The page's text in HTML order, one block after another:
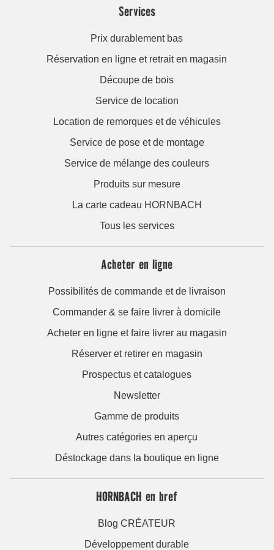
Services
Prix durablement bas
Réservation en ligne et retrait en magasin
Découpe de bois
Service de location
Location de remorques et de véhicules
Service de pose et de montage
Service de mélange des couleurs
Produits sur mesure
La carte cadeau HORNBACH
Tous les services
Acheter en ligne
Possibilités de commande et de livraison
Commander & se faire livrer à domicile
Acheter en ligne et faire livrer au magasin
Réserver et retirer en magasin
Prospectus et catalogues
Newsletter
Gamme de produits
Autres catégories en aperçu
Déstockage dans la boutique en ligne
HORNBACH en bref
Blog CRÉATEUR
Développement durable